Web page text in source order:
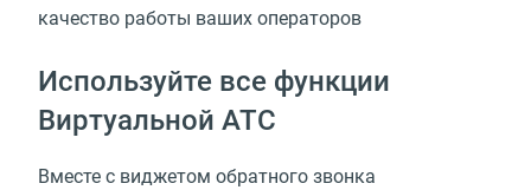
качество работы ваших операторов
Используйте все функции
Виртуальной АТС
Вместе с виджетом обратного звонка